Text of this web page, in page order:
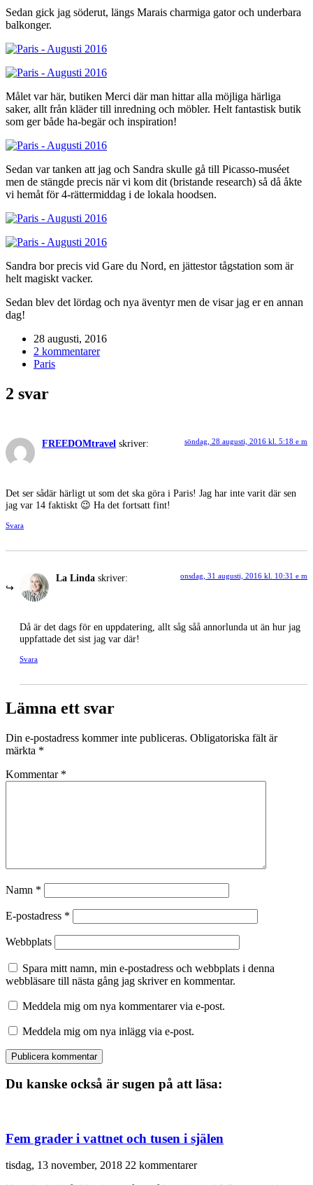
Sedan gick jag söderut, längs Marais charmiga gator och underbara
balkonger.
Målet var här, butiken Merci där man hittar alla möjliga härliga
saker, allt från kläder till inredning och möbler. Helt fantastisk butik
som ger både ha-begär och inspiration!
Sedan var tanken att jag och Sandra skulle gå till Picasso-muséet
men de stängde precis när vi kom dit (bristande research) så då åkte
vi hemåt för 4-rättermiddag i de lokala hoodsen.
Sandra bor precis vid Gare du Nord, en jättestor tågstation som är
helt magiskt vacker.
Sedan blev det lördag och nya äventyr men de visar jag er en annan
dag!
28 augusti, 2016
2 kommentarer
Paris
2 svar
FREEDOMtravel skriver: söndag, 28 augusti, 2016 kl. 5:18 e m
Det ser sådär härligt ut som det ska göra i Paris! Jag har inte varit där sen
jag var 14 faktiskt 😉 Ha det fortsatt fint!
Svara
La Linda skriver: onsdag, 31 augusti, 2016 kl. 10:31 e m
Då är det dags för en uppdatering, allt såg såå annorlunda ut än hur jag
uppfattade det sist jag var där!
Svara
Lämna ett svar
Din e-postadress kommer inte publiceras. Obligatoriska fält är
märkta *
Kommentar *
Namn *
E-postadress *
Webbplats
Spara mitt namn, min e-postadress och webbplats i denna
webbläsare till nästa gång jag skriver en kommentar.
Meddela mig om nya kommentarer via e-post.
Meddela mig om nya inlägg via e-post.
Du kanske också är sugen på att läsa:
Fem grader i vattnet och tusen i själen
tisdag, 13 november, 2018 22 kommentarer